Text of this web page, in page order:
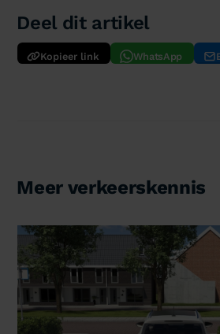
Deel dit artikel
Kopieer link WhatsApp
Meer verkeerskennis